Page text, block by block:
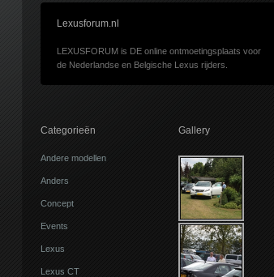
Lexusforum.nl
LEXUSFORUM is DE online ontmoetingsplaats voor
de Nederlandse en Belgische Lexus rijders.
Categorieën
Andere modellen
Anders
Concept
Events
Lexus
Lexus CT
Gallery